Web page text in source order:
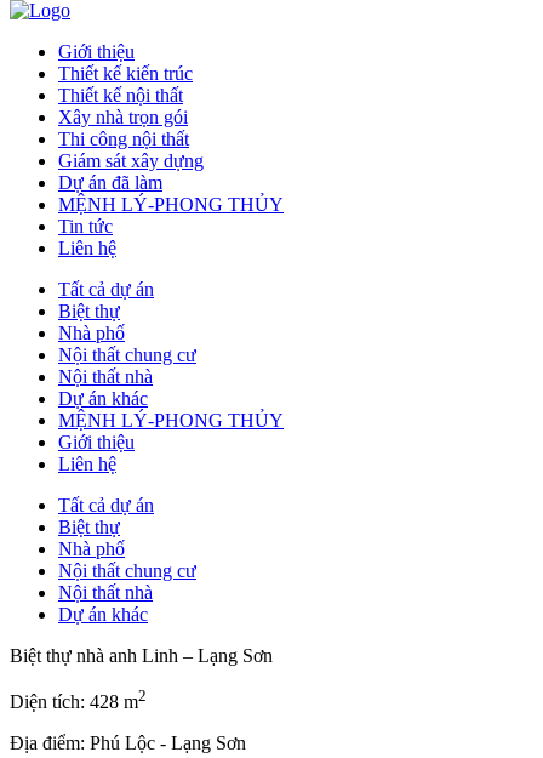
Giới thiệu
Thiết kế kiến trúc
Thiết kế nội thất
Xây nhà trọn gói
Thi công nội thất
Giám sát xây dựng
Dự án đã làm
MỆNH LÝ-PHONG THỦY
Tin tức
Liên hệ
Tất cả dự án
Biệt thự
Nhà phố
Nội thất chung cư
Nội thất nhà
Dự án khác
MỆNH LÝ-PHONG THỦY
Giới thiệu
Liên hệ
Tất cả dự án
Biệt thự
Nhà phố
Nội thất chung cư
Nội thất nhà
Dự án khác
Biệt thự nhà anh Linh – Lạng Sơn
Diện tích: 428 m2
Địa điểm: Phú Lộc - Lạng Sơn